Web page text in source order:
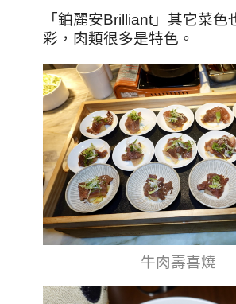
「鉑麗安Brilliant」其它菜色
彩，肉類很多是特色。
牛肉壽喜燒